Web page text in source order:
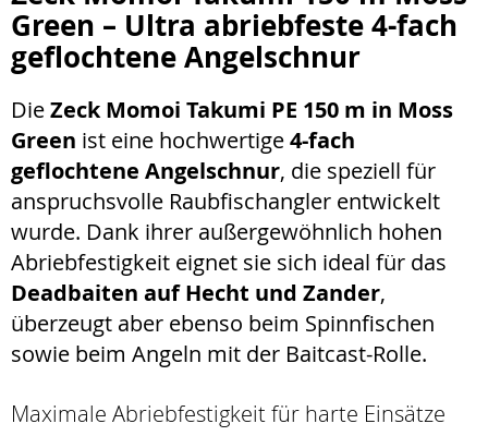
Green – Ultra abriebfeste 4-fach
geflochtene Angelschnur
DieZeck Momoi Takumi PE 150 m in Moss
Green ist eine hochwertige4-fach
geflochtene Angelschnur, die speziell für
anspruchsvolle Raubfischangler entwickelt
wurde. Dank ihrer außergewöhnlich hohen
Abriebfestigkeit eignet sie sich ideal für das
Deadbaiten auf Hecht und Zander,
überzeugt aber ebenso beim Spinnfischen
sowie beim Angeln mit der Baitcast-Rolle.
Maximale Abriebfestigkeit für harte Einsätze